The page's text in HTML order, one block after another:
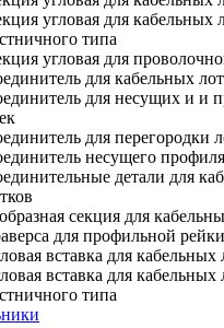
угловая для кабельных
типа
угловая для
для кабельных
для несущих и и
для перегородки
несущего профиля
детали для
секция для
для профильной рейки
вставка для кабельных
вставка для кабельных
типа